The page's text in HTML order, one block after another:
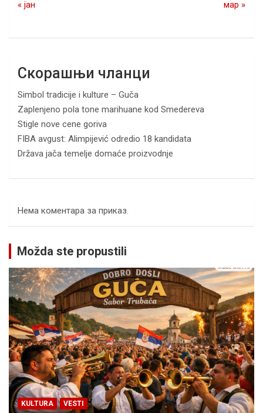
« јан мар »
Скорашњи чланци
Simbol tradicije i kulture – Guča
Zaplenjeno pola tone marihuane kod Smedereva
Stigle nove cene goriva
FIBA avgust: Alimpijević odredio 18 kandidata
Država jača temelje domaće proizvodnje
Нема коментара за приказ.
Možda ste propustili
KULTURA VESTI